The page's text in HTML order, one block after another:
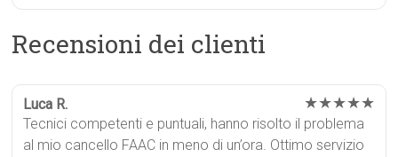
Recensioni dei clienti
Luca R. ★★★★★
Tecnici competenti e puntuali, hanno risolto il problema
al mio cancello FAAC in meno di un’ora. Ottimo servizio